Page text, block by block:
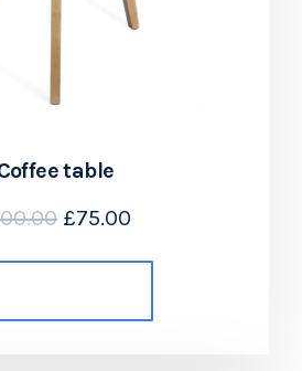
table
£75.00